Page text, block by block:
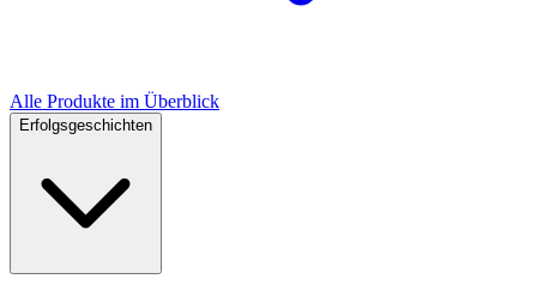
Alle Produkte im Überblick
Erfolgsgeschichten